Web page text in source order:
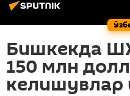
Бишкекда
150 млн
келишувлар